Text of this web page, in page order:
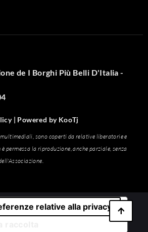
de I Borghi Più Belli D'Italia -
| Powered byKooTj
sono coperti da relative liberatorie e
permessa la riproduzione, anche parziale, senza
relative alla privacy